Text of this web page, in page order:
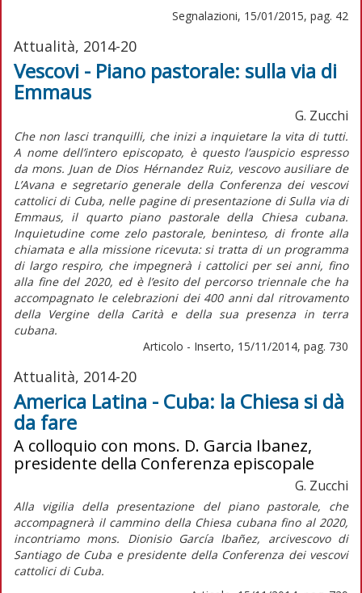
Segnalazioni, 15/01/2015, pag. 42
Attualità, 2014-20
Vescovi - Piano pastorale: sulla via di
Emmaus
G. Zucchi
Che non lasci tranquilli, che inizi a inquietare la vita di tutti.
A nome dell’intero episcopato, è questo l’auspicio espresso
da mons. Juan de Dios Hérnandez Ruiz, vescovo ausiliare de
L’Avana e segretario generale della Conferenza dei vescovi
cattolici di Cuba, nelle pagine di presentazione di Sulla via di
Emmaus, il quarto piano pastorale della Chiesa cubana.
Inquietudine come zelo pastorale, beninteso, di fronte alla
chiamata e alla missione ricevuta: si tratta di un programma
di largo respiro, che impegnerà i cattolici per sei anni, fino
alla fine del 2020, ed è l’esito del percorso triennale che ha
accompagnato le celebrazioni dei 400 anni dal ritrovamento
della Vergine della Carità e della sua presenza in terra
cubana.
Articolo - Inserto, 15/11/2014, pag. 730
Attualità, 2014-20
America Latina - Cuba: la Chiesa si dà
da fare
A colloquio con mons. D. Garcia Ibanez,
presidente della Conferenza episcopale
G. Zucchi
Alla vigilia della presentazione del piano pastorale, che
accompagnerà il cammino della Chiesa cubana fino al 2020,
incontriamo mons. Dionisio García Ibañez, arcivescovo di
Santiago de Cuba e presidente della Conferenza dei vescovi
cattolici di Cuba.